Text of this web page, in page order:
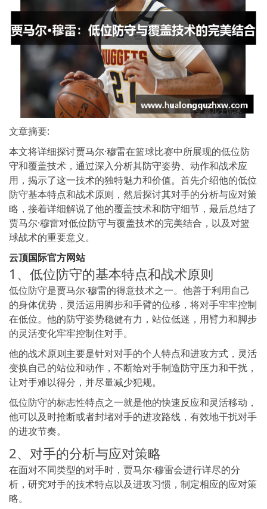
文章摘要:
本文将详细探讨贾马尔·穆雷在篮球比赛中所展现的低位防
守和覆盖技术，通过深入分析其防守姿势、动作和战术应
用，揭示了这一技术的独特魅力和价值。首先介绍他的低位
防守基本特点和战术原则，然后探讨其对手的分析与应对策
略，接着详细解说了他的覆盖技术和防守细节，最后总结了
贾马尔·穆雷对低位防守与覆盖技术的完美结合，以及对篮
球战术的重要意义。
云顶国际官方网站
1、低位防守的基本特点和战术原则
低位防守是贾马尔·穆雷的得意技术之一。他善于利用自己
的身体优势，灵活运用脚步和手臂的位移，将对手牢牢控制
在低位。他的防守姿势稳健有力，站位低迷，用臂力和脚步
的灵活变化牢牢控制住对手。
他的战术原则主要是针对对手的个人特点和进攻方式，灵活
变换自己的站位和动作，不断给对手制造防守压力和干扰，
让对手难以得分，并尽量减少犯规。
低位防守的标志性特点之一就是他的快速反应和灵活移动，
他可以及时抢断或者封堵对手的进攻路线，有效地干扰对手
的进攻节奏。
2、对手的分析与应对策略
在面对不同类型的对手时，贾马尔·穆雷会进行详尽的分
析，研究对手的技术特点以及进攻习惯，制定相应的应对策
略。